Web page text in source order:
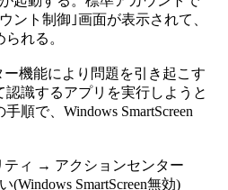
ント制御｣画面が表示されて、
れる。
機能により問題を引き起こす
認識するアプリを実行しようと
手順で、Windows SmartScreen
ィ → アクションセンター
(Windows SmartScreen無効)